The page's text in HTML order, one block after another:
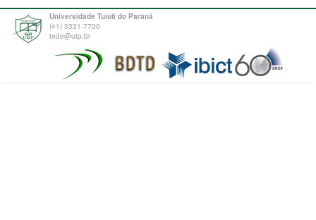
Universidade Tuiuti do Paraná
(41) 3331-7700
tede@utp.br